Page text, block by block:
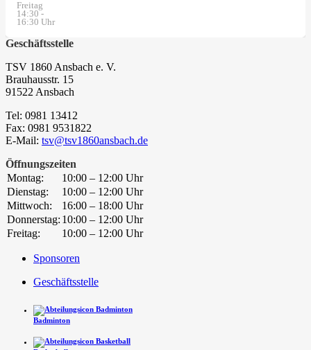
Freitag
14:30 -
16:30 Uhr
Geschäftsstelle
TSV 1860 Ansbach e. V.
Brauhausstr. 15
91522 Ansbach
Tel: 0981 13412
Fax: 0981 9531822
E-Mail: tsv@tsv1860ansbach.de
Öffnungszeiten
Montag:
10:00 – 12:00 Uhr
Dienstag:
10:00 – 12:00 Uhr
Mittwoch:
16:00 – 18:00 Uhr
Donnerstag: 10:00 – 12:00 Uhr
Freitag:
10:00 – 12:00 Uhr
Sponsoren
Geschäftsstelle
Badminton